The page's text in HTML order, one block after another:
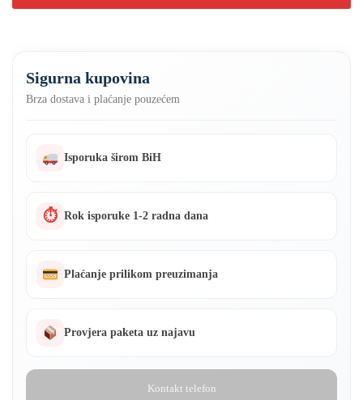
Sigurna kupovina
Brza dostava i plaćanje pouzećem
Isporuka širom BiH
⏱ Rok isporuke 1-2 radna dana
Plaćanje prilikom preuzimanja
Provjera paketa uz najavu
Kontakt telefon